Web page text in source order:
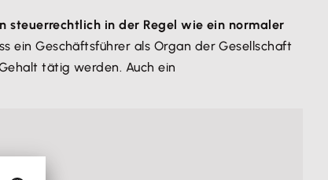
steuerrechtlich in der Regel wie ein normaler
ein Geschäftsführer als Organ der Gesellschaft
tätig werden. Auch ein